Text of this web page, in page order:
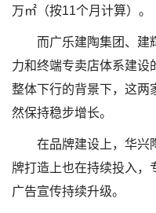
万㎡（按11个月计算）。
而广乐建陶集团、建
力和终端专卖店体系建设
整体下行的背景下，这两
然保持稳步增长。
在品牌建设上，华兴
牌打造上也在持续投入，
广告宣传持续升级。